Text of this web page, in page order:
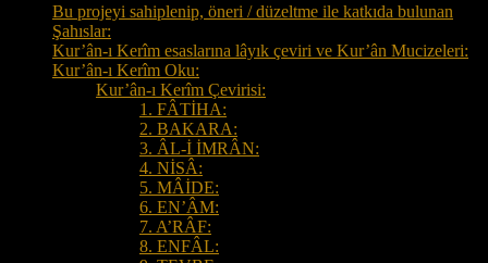
Bu projeyi sahiplenip, öneri / düzeltme ile katkıda bulunan
Şahıslar:
Kur’ân-ı Kerîm esaslarına lâyık çeviri ve Kur’ân Mucizeleri:
Kur’ân-ı Kerîm Oku:
Kur’ân-ı Kerîm Çevirisi:
1. FÂTİHA:
2. BAKARA:
3. ÂL-İ İMRÂN:
4. NİSÂ:
5. MÂİDE:
6. EN’ÂM:
7. A’RÂF:
8. ENFÂL: